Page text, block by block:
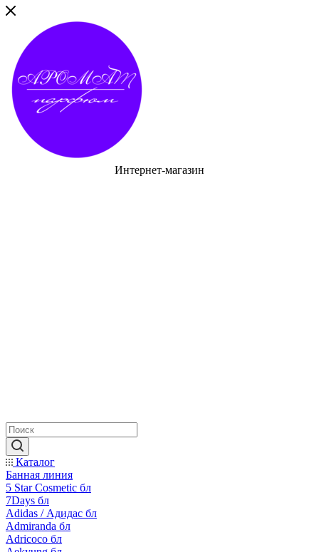
Интернет-магазин
Каталог
Банная линия
5 Star Cosmetic бл
7Days бл
Adidas / Адидас бл
Admiranda бл
Adricoco бл